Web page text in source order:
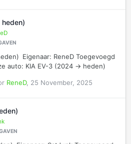
Bekijk deze auto: KIA EV-3 (2024 -> heden)
ReneD, 25 November, 2025